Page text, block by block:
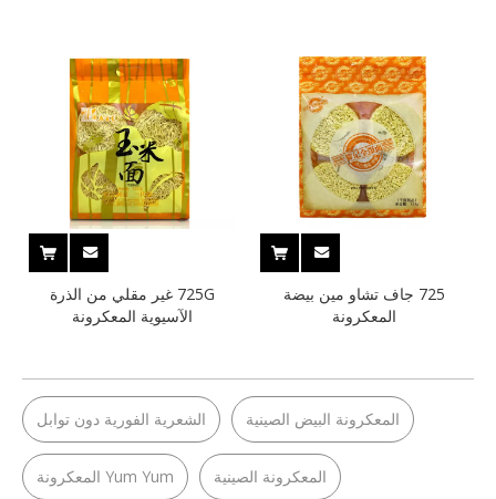
725 جاف تشاو مين بيضة
المعكرونة
725G غير مقلي من الذرة
الآسيوية المعكرونة
الشعرية الفورية دون توابل المعكرونة البيض الصينية
Yum Yum المعكرونة المعكرونة الصينية